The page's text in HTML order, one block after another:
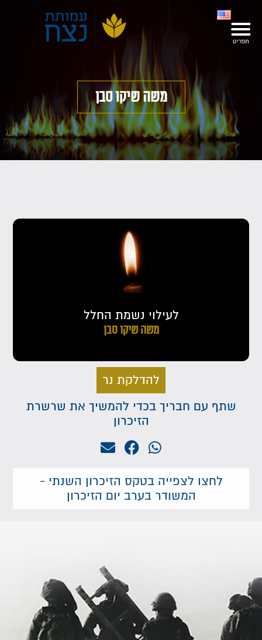
משה שיקו סבן
לעילוי נשמת החלל
משה שיקו סבן
להדלקת נר
שתף עם חבריך בכדי להמשיך את שרשרת
הזיכרון
לחצו לצפייה בטקס הזיכרון השנתי -
המשודר בערב יום הזיכרון